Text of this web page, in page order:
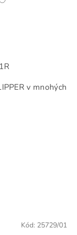
v mnohých
Kód: 25729/01